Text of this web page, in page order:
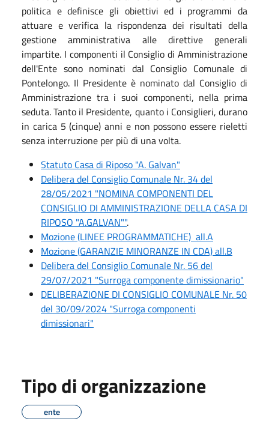
politica e definisce gli obiettivi ed i programmi da
attuare e verifica la rispondenza dei risultati della
gestione amministrativa alle direttive generali
impartite. I componenti il Consiglio di Amministrazione
dell'Ente sono nominati dal Consiglio Comunale di
Pontelongo. Il Presidente è nominato dal Consiglio di
Amministrazione tra i suoi componenti, nella prima
seduta. Tanto il Presidente, quanto i Consiglieri, durano
in carica 5 (cinque) anni e non possono essere rieletti
senza interruzione per più di una volta.
Statuto Casa di Riposo "A. Galvan"
Delibera del Consiglio Comunale Nr. 34 del
28/05/2021 "NOMINA COMPONENTI DEL
CONSIGLIO DI AMMINISTRAZIONE DELLA CASA DI
RIPOSO "A.GALVAN"".
Mozione (LINEE PROGRAMMATICHE) all.A
Mozione (GARANZIE MINORANZE IN CDA) all.B
Delibera del Consiglio Comunale Nr. 56 del
29/07/2021 "Surroga componente dimissionario"
DELIBERAZIONE DI CONSIGLIO COMUNALE Nr. 50
del 30/09/2024 "Surroga componenti
dimissionari"
Tipo di organizzazione
ente